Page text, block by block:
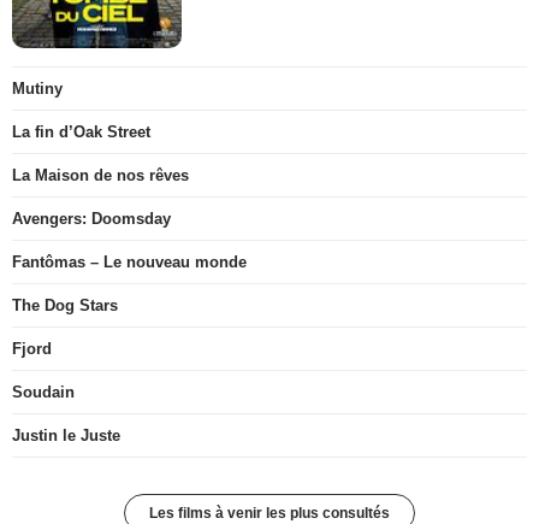
Mutiny
La fin d’Oak Street
La Maison de nos rêves
Avengers: Doomsday
Fantômas – Le nouveau monde
The Dog Stars
Fjord
Soudain
Justin le Juste
Les films à venir les plus consultés